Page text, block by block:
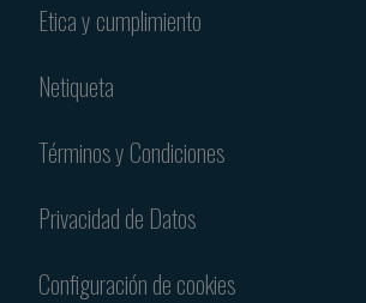
Etica y cumplimiento
Netiqueta
Términos y Condiciones
Privacidad de Datos
Configuración de cookies